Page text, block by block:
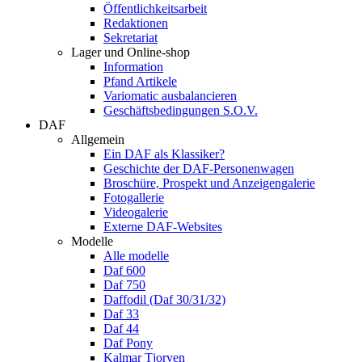
Öffentlichkeitsarbeit
Redaktionen
Sekretariat
Lager und Online-shop
Information
Pfand Artikele
Variomatic ausbalancieren
Geschäftsbedingungen S.O.V.
DAF
Allgemein
Ein DAF als Klassiker?
Geschichte der DAF-Personenwagen
Broschüre, Prospekt und Anzeigengalerie
Fotogallerie
Videogalerie
Externe DAF-Websites
Modelle
Alle modelle
Daf 600
Daf 750
Daffodil (Daf 30/31/32)
Daf 33
Daf 44
Daf Pony
Kalmar Tjorven